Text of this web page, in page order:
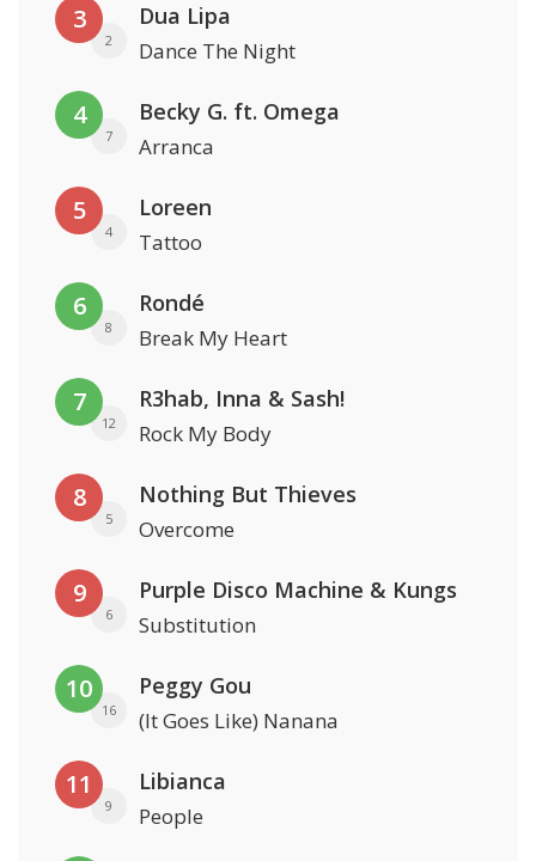
3
2
Dua Lipa
Dance The Night
4
7
Becky G. ft. Omega
Arranca
5
4
Loreen
Tattoo
6
8
Rondé
Break My Heart
7
12
R3hab, Inna & Sash!
Rock My Body
8
5
Nothing But Thieves
Overcome
9
6
Purple Disco Machine & Kungs
Substitution
10
16
Peggy Gou
(It Goes Like) Nanana
11
9
Libianca
People